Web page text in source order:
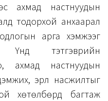
ахмад настнуудын
тодорхой анхаарал
арга хэмжээг
Үүнд тэтгэврийн
ахмад настнуудын
эрүүл насжилтыг
хөтөлбөрүүд багтаж